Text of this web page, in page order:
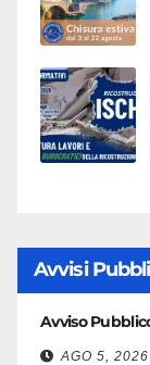
Avvisi
Avviso
AGO 5, 2026